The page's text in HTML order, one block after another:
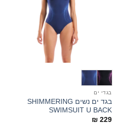
בגדי ים
בגד ים נשים SHIMMERING
SWIMSUIT U BACK
₪ 229